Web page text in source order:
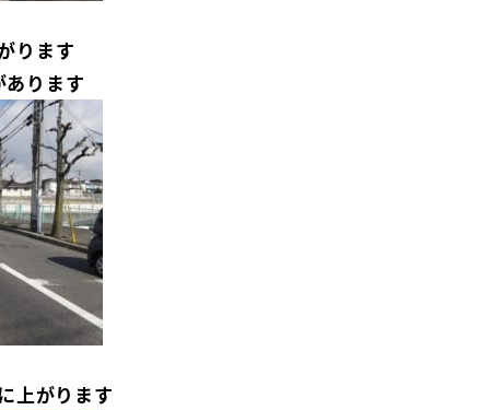
ります
ります
上がります